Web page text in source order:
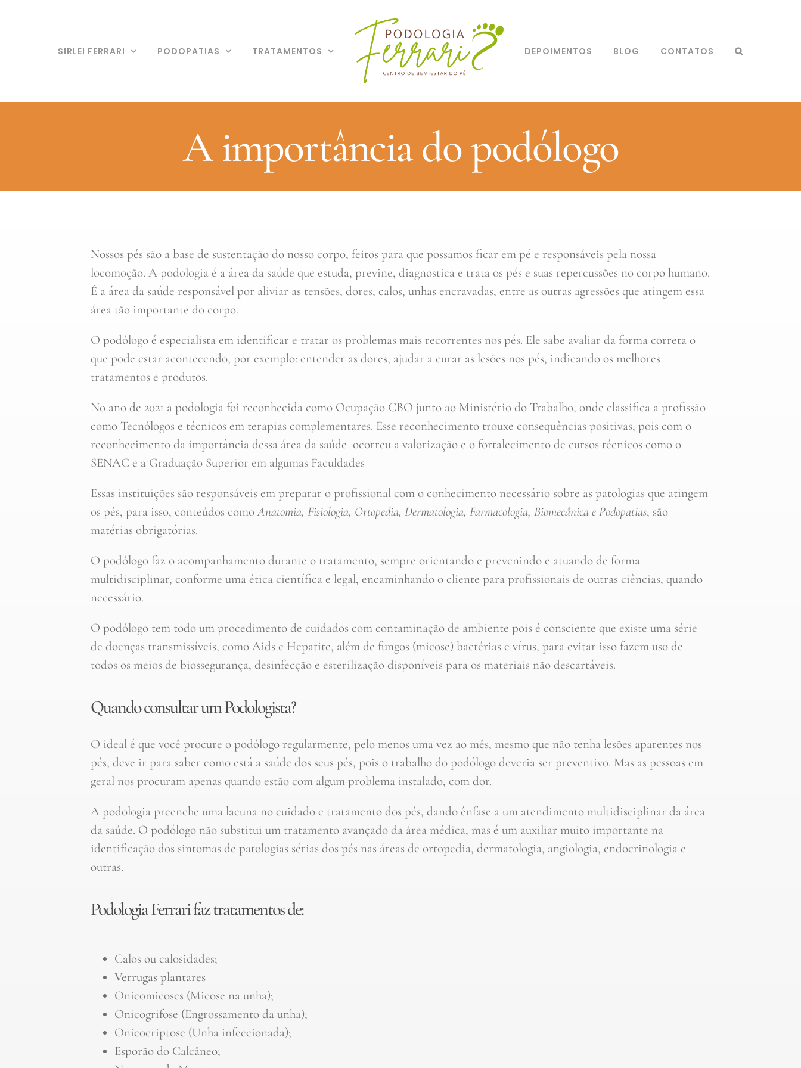
SIRLEI FERRARI PODOPATIAS TRATAMENTOS DEPOIMENTOS BLOG CONTATOS
A importância do podólogo
Nossos pés são a base de sustentação do nosso corpo, feitos para que possamos ficar em pé e responsáveis pela nossa
locomoção. A podologia é a área da saúde que estuda, previne, diagnostica e trata os pés e suas repercussões no corpo humano.
É a área da saúde responsável por aliviar as tensões, dores, calos, unhas encravadas, entre as outras agressões que atingem essa
área tão importante do corpo.
O podólogo é especialista em identificar e tratar os problemas mais recorrentes nos pés. Ele sabe avaliar da forma correta o
que pode estar acontecendo, por exemplo: entender as dores, ajudar a curar as lesões nos pés, indicando os melhores
tratamentos e produtos.
No ano de 2021 a podologia foi reconhecida como Ocupação CBO junto ao Ministério do Trabalho, onde classifica a profissão
como Tecnólogos e técnicos em terapias complementares. Esse reconhecimento trouxe consequências positivas, pois com o
reconhecimento da importância dessa área da saúde ocorreu a valorização e o fortalecimento de cursos técnicos como o
SENAC e a Graduação Superior em algumas Faculdades
Essas instituições são responsáveis em preparar o profissional com o conhecimento necessário sobre as patologias que atingem
os pés, para isso, conteúdos comoAnatomia, Fisiologia, Ortopedia, Dermatologia, Farmacologia, Biomecânica e Podopatias, são
matérias obrigatórias.
O podólogo faz o acompanhamento durante o tratamento, sempre orientando e prevenindo e atuando de forma
multidisciplinar, conforme uma ética científica e legal, encaminhando o cliente para profissionais de outras ciências, quando
necessário.
O podólogo tem todo um procedimento de cuidados com contaminação de ambiente pois é consciente que existe uma série
de doenças transmissíveis, como Aids e Hepatite, além de fungos (micose) bactérias e vírus, para evitar isso fazem uso de
todos os meios de biossegurança, desinfecção e esterilização disponíveis para os materiais não descartáveis.
Quando consultar um Podologista?
O ideal é que você procure o podólogo regularmente, pelo menos uma vez ao mês, mesmo que não tenha lesões aparentes nos
pés, deve ir para saber como está a saúde dos seus pés, pois o trabalho do podólogo deveria ser preventivo. Mas as pessoas em
geral nos procuram apenas quando estão com algum problema instalado, com dor.
A podologia preenche uma lacuna no cuidado e tratamento dos pés, dando ênfase a um atendimento multidisciplinar da área
da saúde. O podólogo não substitui um tratamento avançado da área médica, mas é um auxiliar muito importante na
identificação dos sintomas de patologias sérias dos pés nas áreas de ortopedia, dermatologia, angiologia, endocrinologia e
outras.
Podologia Ferrari faz tratamentos de:
Calos ou calosidades;
Verrugas plantares
Onicomicoses (Micose na unha);
Onicogrifose (Engrossamento da unha);
Onicocriptose (Unha infeccionada);
Esporão do Calcâneo;